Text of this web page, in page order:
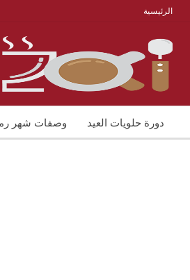
الرئيسية
دورة حلويات العيد وصفات شهر